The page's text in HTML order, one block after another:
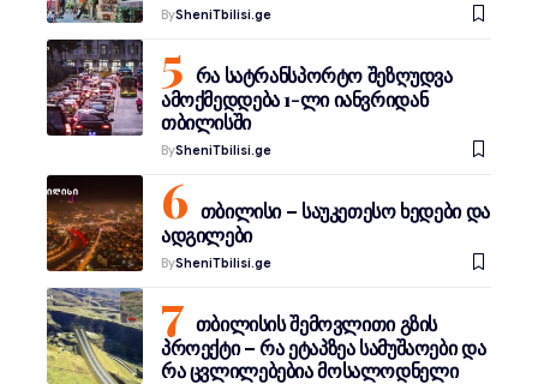
BySheniTbilisi.ge
რა სატრანსპორტო შეზღუდვა
ამოქმედდება 1-ლი იანვრიდან
თბილისში
BySheniTbilisi.ge
თბილისი – საუკეთესო ხედები და
ადგილები
BySheniTbilisi.ge
თბილისის შემოვლითი გზის
პროექტი – რა ეტაპზეა სამუშაოები და
რა ცვლილებებია მოსალოდნელი